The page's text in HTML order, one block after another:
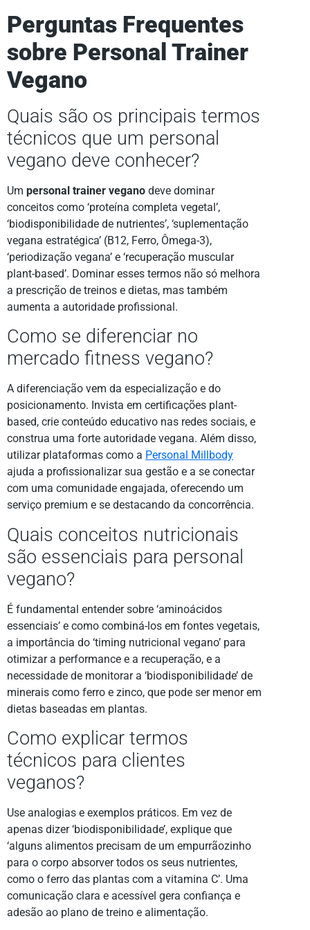
Perguntas Frequentes
sobre Personal Trainer
Vegano
Quais são os principais termos
técnicos que um personal
vegano deve conhecer?
Um personal trainer vegano deve dominar
conceitos como ‘proteína completa vegetal’,
‘biodisponibilidade de nutrientes’, ‘suplementação
vegana estratégica’ (B12, Ferro, Ômega-3),
‘periodização vegana’ e ‘recuperação muscular
plant-based’. Dominar esses termos não só melhora
a prescrição de treinos e dietas, mas também
aumenta a autoridade profissional.
Como se diferenciar no
mercado fitness vegano?
A diferenciação vem da especialização e do
posicionamento. Invista em certificações plant-
based, crie conteúdo educativo nas redes sociais, e
construa uma forte autoridade vegana. Além disso,
utilizar plataformas como a Personal Millbody
ajuda a profissionalizar sua gestão e a se conectar
com uma comunidade engajada, oferecendo um
serviço premium e se destacando da concorrência.
Quais conceitos nutricionais
são essenciais para personal
vegano?
É fundamental entender sobre ‘aminoácidos
essenciais’ e como combiná-los em fontes vegetais,
a importância do ‘timing nutricional vegano’ para
otimizar a performance e a recuperação, e a
necessidade de monitorar a ‘biodisponibilidade’ de
minerais como ferro e zinco, que pode ser menor em
dietas baseadas em plantas.
Como explicar termos
técnicos para clientes
veganos?
Use analogias e exemplos práticos. Em vez de
apenas dizer ‘biodisponibilidade’, explique que
‘alguns alimentos precisam de um empurrãozinho
para o corpo absorver todos os seus nutrientes,
como o ferro das plantas com a vitamina C’. Uma
comunicação clara e acessível gera confiança e
adesão ao plano de treino e alimentação.